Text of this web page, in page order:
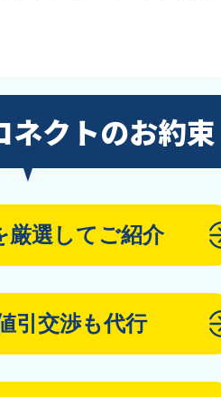
ネクトのお約束
厳選してご紹介
引交渉も代行